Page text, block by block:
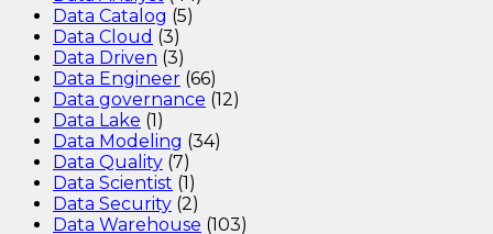
Data Catalog (5)
Data Cloud (3)
Data Driven (3)
Data Engineer (66)
Data governance (12)
Data Lake (1)
Data Modeling (34)
Data Quality (7)
Data Scientist (1)
Data Security (2)
Data Warehouse (103)